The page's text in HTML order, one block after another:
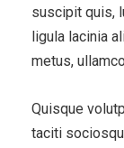
suscipit quis,
ligula lacinia
metus,
Quisque
taciti